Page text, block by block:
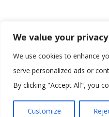
We value your privacy
We use cookies to enhance
serve personalized ads or
By clicking "Accept All", you
Customize
Koristimo kolačiće kako
našoj web stranici.
Informacije o kolačićima koje